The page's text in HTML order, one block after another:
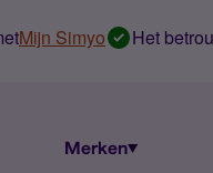
Mijn Simyo Het
Merken